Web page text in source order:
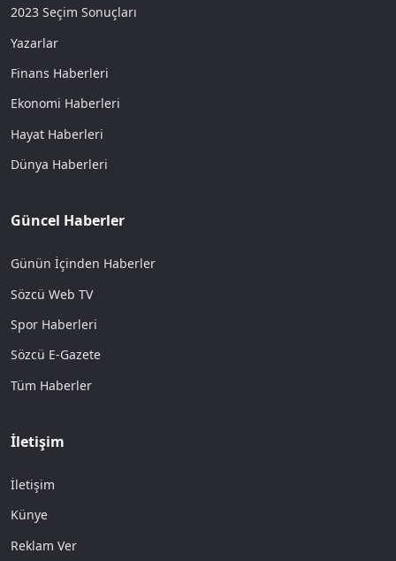
2023 Seçim Sonuçları
Yazarlar
Finans Haberleri
Ekonomi Haberleri
Hayat Haberleri
Dünya Haberleri
Güncel Haberler
Günün İçinden Haberler
Sözcü Web TV
Spor Haberleri
Sözcü E-Gazete
Tüm Haberler
İletişim
İletişim
Künye
Reklam Ver